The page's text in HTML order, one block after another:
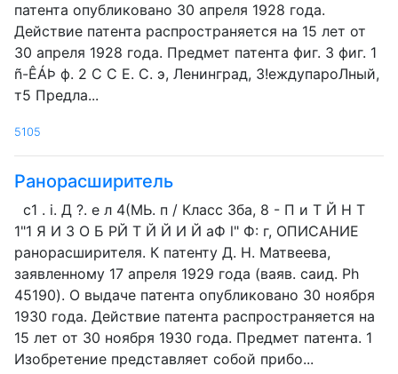
патента опубликовано 30 апреля 1928 года.
Действие патента распространяется на 15 лет от
30 апреля 1928 года. Предмет патента фиг. 3 фиг. 1
ñ-ÊÁÞ ф. 2 С С E. С. э, Ленинград, 3!еждyпapоЛный,
т5 Предла...
5105
Ранорасширитель
с1 . i. Д ?. е л 4(МЬ. п / Класс Зба, 8 - П и Т Й Н Т
1"1 Я И 3 О Б РЙ Т Й Й И Й аФ l" Ф: г, ОПИСАНИЕ
ранорасширителя. К патенту Д. Н. Матвеева,
заявленному 17 апреля 1929 года (ваяв. саид. Ph
45190). О выдаче патента опубликовано 30 ноября
1930 года. Действие патента распространяется на
15 лет от 30 ноября 1930 года. Предмет патента. 1
Изобретение представляет собой прибо...